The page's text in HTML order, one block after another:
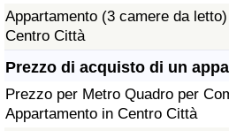
Appartamento (3 camere da
Centro Città
Prezzo di acquisto di un
Prezzo per Metro Quadro per
Appartamento in Centro Città
Indice del Tasso di Criminalità
Indice della Criminalità
Indice di criminalità per paese